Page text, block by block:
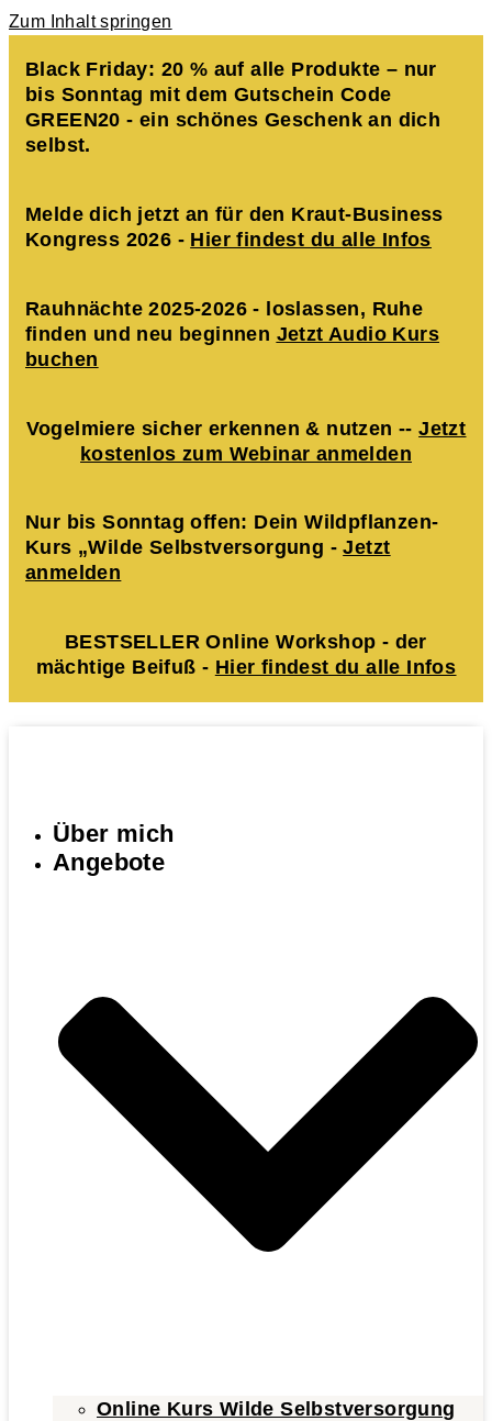
Zum Inhalt springen
Black Friday: 20 % auf alle Produkte – nur
bis Sonntag mit dem Gutschein Code
GREEN20 - ein schönes Geschenk an dich
selbst.
Melde dich jetzt an für den Kraut-Business
Kongress 2026 - Hier findest du alle Infos
Rauhnächte 2025-2026 - loslassen, Ruhe
finden und neu beginnen Jetzt Audio Kurs
buchen
Vogelmiere sicher erkennen & nutzen --Jetzt
kostenlos zum Webinar anmelden
Nur bis Sonntag offen: Dein Wildpflanzen-
Kurs „Wilde Selbstversorgung -Jetzt
anmelden
BESTSELLER Online Workshop - der
mächtige Beifuß - Hier findest du alle Infos
Über mich
Angebote
Online Kurs Wilde Selbstversorgung